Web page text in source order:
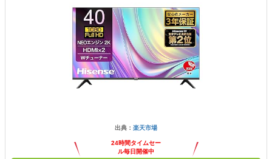
出典： 楽天市場
24時間タイムセー
ル毎日開催中